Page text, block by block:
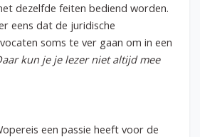
dezelfde feiten bediend worden.
eens dat de juridische
soms te ver gaan om in een
kun je je lezer niet altijd mee
een passie heeft voor de